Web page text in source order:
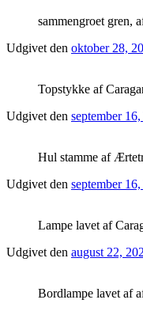
sammengroet gren,
Udgivet den oktober 28,
Topstykke af
Udgivet den september
Hul stamme af
Udgivet den september
Lampe lavet af
Udgivet den august 22,
Bordlampe lavet af